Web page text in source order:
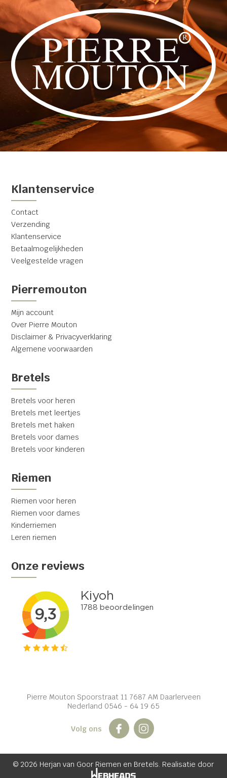
Klantenservice
Contact
Verzending
Klantenservice
Betaalmogelijkheden
Veelgestelde vragen
Pierremouton
Mijn account
Over Pierre Mouton
Disclaimer & Privacyverklaring
Algemene voorwaarden
Bretels
Bretels voor heren
Bretels met leertjes
Bretels met haken
Bretels voor dames
Bretels voor kinderen
Riemen
Riemen voor heren
Riemen voor dames
Kinderriemen
Leren riemen
Onze reviews
Pierre Mouton Spoorstraat 11 7687 AM Daarlerveen
Nederland 0546 - 64 19 65
Volg ons
© 2026 Herjan van Goor Riemen en Bretels. Realisatie door